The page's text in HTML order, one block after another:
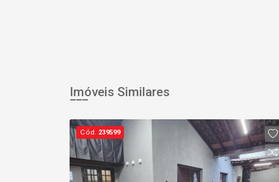
Imóveis Similares
Cód. 239599